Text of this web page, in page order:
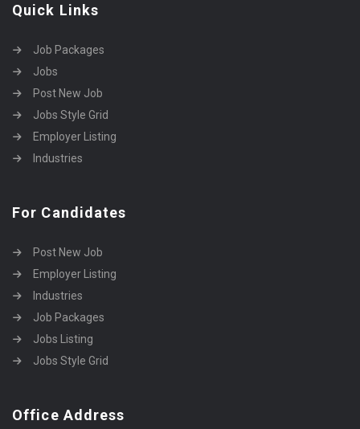
Quick Links
Job Packages
Jobs
Post New Job
Jobs Style Grid
Employer Listing
Industries
For Candidates
Post New Job
Employer Listing
Industries
Job Packages
Jobs Listing
Jobs Style Grid
Office Address